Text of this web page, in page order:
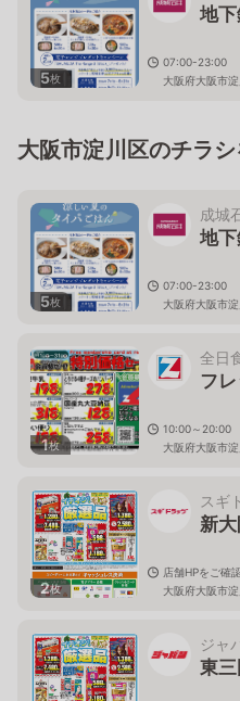
5枚
地
07:00-23:00
大阪府大阪市
大阪市淀川区のチラ
5枚
成城
地
07:00-23:00
大阪府大阪市
1枚
全日
フ
10:00～20:00
大阪府大阪市
2枚
スギ
新
店舗HPをご確
大阪府大阪市
ジャ
東